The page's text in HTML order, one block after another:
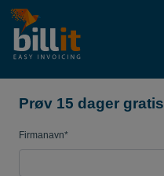
Prøv 15 dager gratis
Firmanavn*